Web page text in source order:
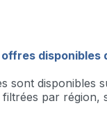
disponibles
sont disponibles
par région,